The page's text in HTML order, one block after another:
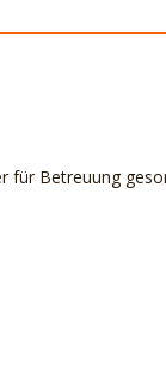
Betreuung